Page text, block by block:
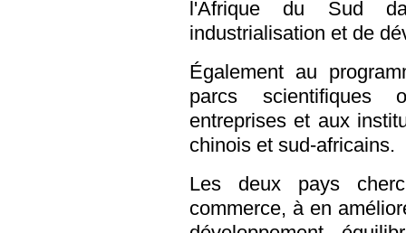
l'Afrique du Sud
industrialisation et de
Également au
parcs scientifiques
entreprises et aux
chinois et sud-africains.
Les deux pays
commerce, à en